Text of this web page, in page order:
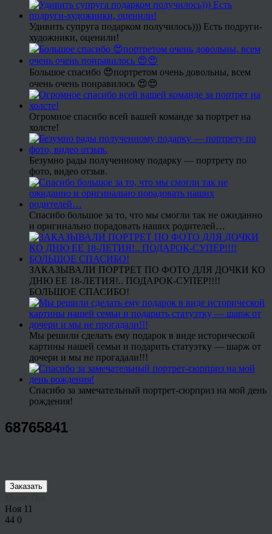
Удивить супруга подарком получилось))) Есть подруги-
художники, оценили!
Большое спасибо 😍портретом очень довольны, всем
очень очень понравилось 😍😍
Огромное спасибо всей вашей команде за портрет на
холсте!
Безумно рады полученному подарку — портрету по
фото, видео отзыв.
Спасибо большое за то, что мы смогли так не ожиданно
и оригинально порадовать наших родителей…
ЗАКАЗЫВАЛИ ПОРТРЕТ ПО ФОТО ДЛЯ ДОЧКИ КО
ДНЮ ЕЕ 18-ЛЕТИЯ!.. ПОДАРОК-СУПЕР!!!!
БОЛЬШОЕ СПАСИБО!
Мы решили сделать ему подарок в виде исторической
картины нашей семьи и подарить статуэтку — шарж от
дочери и мы не прогадали!!!
Спасибо за замечательный портрет-сюрприз на мой день
рождения!
68765841
Заказать
Ноя 11
44 0